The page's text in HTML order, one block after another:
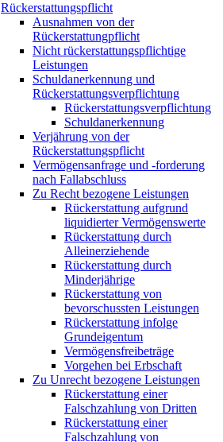
Rückerstattungspflicht
Ausnahmen von der
Rückerstattungpflicht
Nicht rückerstattungspflichtige
Leistungen
Schuldanerkennung und
Rückerstattungsverpflichtung
Rückerstattungsverpflichtung
Schuldanerkennung
Verjährung von der
Rückerstattungspflicht
Vermögensanfrage und -forderung
nach Fallabschluss
Zu Recht bezogene Leistungen
Rückerstattung aufgrund
liquidierter Vermögenswerte
Rückerstattung durch
Alleinerziehende
Rückerstattung durch
Minderjährige
Rückerstattung von
bevorschussten Leistungen
Rückerstattung infolge
Grundeigentum
Vermögensfreibeträge
Vorgehen bei Erbschaft
Zu Unrecht bezogene Leistungen
Rückerstattung einer
Falschzahlung von Dritten
Rückerstattung einer
Falschzahlung von